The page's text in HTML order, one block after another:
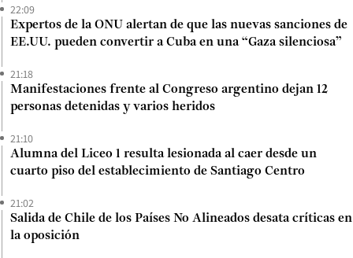
22:09
Expertos de la ONU alertan de que las nuevas sanciones de
EE.UU. pueden convertir a Cuba en una “Gaza silenciosa”
21:18
Manifestaciones frente al Congreso argentino dejan 12
personas detenidas y varios heridos
21:10
Alumna del Liceo 1 resulta lesionada al caer desde un
cuarto piso del establecimiento de Santiago Centro
21:02
Salida de Chile de los Países No Alineados desata críticas en
la oposición